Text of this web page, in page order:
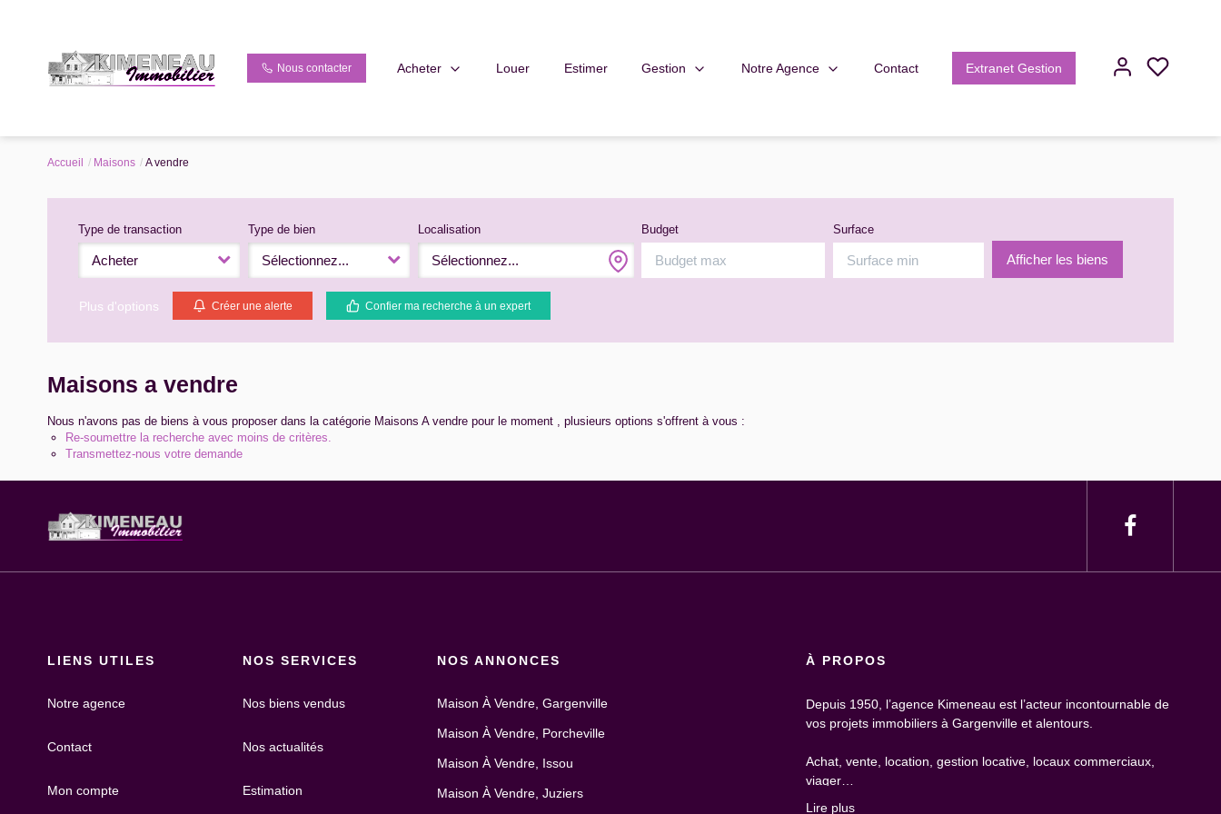
Nous contacter Acheter Louer Estimer Gestion Notre Agence Contact Extranet Gestion
Accueil Maisons A vendre
Type de transaction
Acheter
Type de bien
Sélectionnez...
Localisation
Sélectionnez...
Budget Surface
Plus d'options Créer une alerte Confier ma recherche à un expert
Maisons a vendre
Nous n'avons pas de biens à vous proposer dans la catégorie Maisons A vendre pour le moment , plusieurs options s'offrent à vous :
Re-soumettre la recherche avec moins de critères.
Transmettez-nous votre demande
LIENS UTILES
Notre agence
Contact
Mon compte
NOS SERVICES
Nos biens vendus
Nos actualités
Estimation
NOS ANNONCES
Maison À Vendre, Gargenville
Maison À Vendre, Porcheville
Maison À Vendre, Issou
Maison À Vendre, Juziers
À PROPOS
Depuis 1950, l’agence Kimeneau est l’acteur incontournable de
vos projets immobiliers à Gargenville et alentours.
Achat, vente, location, gestion locative, locaux commerciaux,
viager…
Lire plus